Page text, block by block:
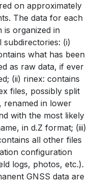
on approximately
The data for each
is organized in
subdirectories: (i)
what has been
as raw data, if ever
(ii) rinex: contains
files, possibly split
renamed in lower
with the most likely
in d.Z format; (iii)
all other files
configuration
logs, photos, etc.).
GNSS data are